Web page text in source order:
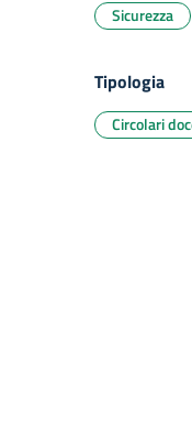
Sicurezza
Tipologia
Circolari